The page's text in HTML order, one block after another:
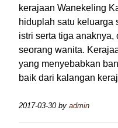
kerajaan Wanekeling
hiduplah satu keluarga
istri serta tiga
seorang wanita.
yang menyebabkan
baik dari kalangan
2017-03-30by admin